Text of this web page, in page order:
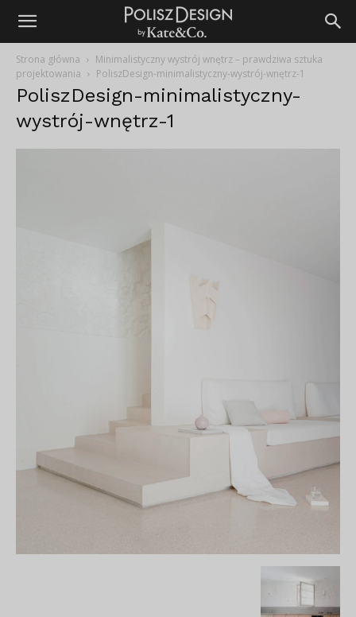
Strona główna
Minimalistyczny wystrój wnętrz – prawdziwa sztuka
projektowania
PoliszDesign-minimalistyczny-wystrój-wnętrz-1
PoliszDesign-minimalistyczny-
wystrój-wnętrz-1